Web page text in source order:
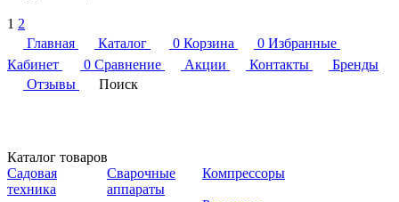
1 2
Главная
Каталог 0 Корзина 0 Избранные
Кабинет
0 Сравнение Акции Контакты
Бренды
Отзывы
Поиск
Каталог товаров
Садовая
техника
Сварочные
аппараты
Компрессоры